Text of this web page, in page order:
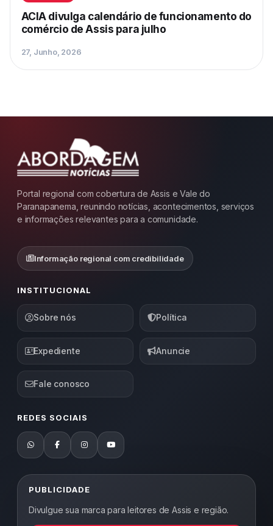
ACIA divulga calendário de funcionamento do
comércio de Assis para julho
27, Junho, 2026
Portal regional com cobertura de Assis e Vale do
Paranapanema, reunindo notícias, acontecimentos, serviços
e informações relevantes para a comunidade.
Informação regional com credibilidade
INSTITUCIONAL
Sobre nós Política
Expediente Anuncie
Fale conosco
REDES SOCIAIS
PUBLICIDADE
Divulgue sua marca para leitores de Assis e região.